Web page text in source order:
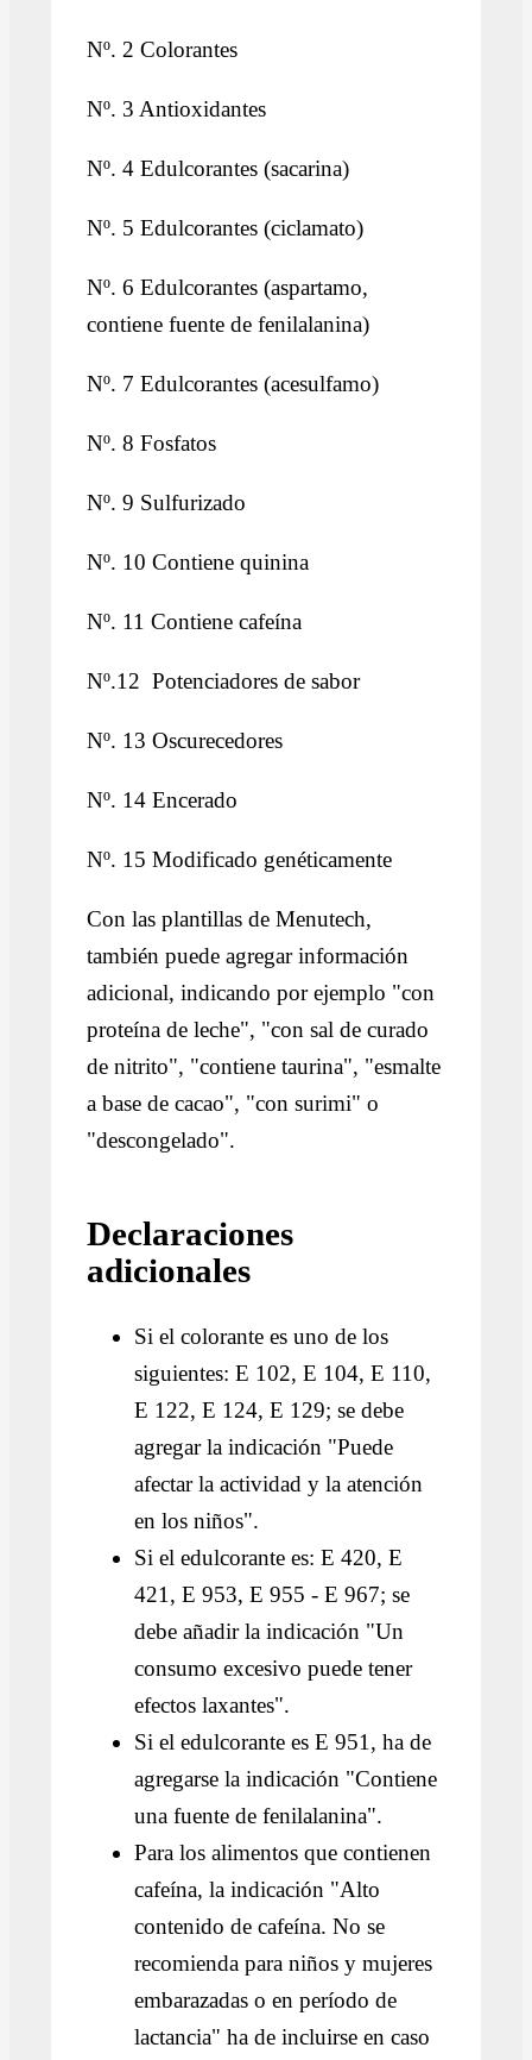
Nº. 2 Colorantes
Nº. 3 Antioxidantes
Nº. 4 Edulcorantes (sacarina)
Nº. 5 Edulcorantes (ciclamato)
Nº. 6 Edulcorantes (aspartamo,
contiene fuente de fenilalanina)
Nº. 7 Edulcorantes (acesulfamo)
Nº. 8 Fosfatos
Nº. 9 Sulfurizado
Nº. 10 Contiene quinina
Nº. 11 Contiene cafeína
Nº.12 Potenciadores de sabor
Nº. 13 Oscurecedores
Nº. 14 Encerado
Nº. 15 Modificado genéticamente
Con las plantillas de Menutech,
también puede agregar información
adicional, indicando por ejemplo "con
proteína de leche", "con sal de curado
de nitrito", "contiene taurina", "esmalte
a base de cacao", "con surimi" o
"descongelado".
Declaraciones
adicionales
Si el colorante es uno de los
siguientes: E 102, E 104, E 110,
E 122, E 124, E 129; se debe
agregar la indicación "Puede
afectar la actividad y la atención
en los niños".
Si el edulcorante es: E 420, E
421, E 953, E 955 - E 967; se
debe añadir la indicación "Un
consumo excesivo puede tener
efectos laxantes".
Si el edulcorante es E 951, ha de
agregarse la indicación "Contiene
una fuente de fenilalanina".
Para los alimentos que contienen
cafeína, la indicación "Alto
contenido de cafeína. No se
recomienda para niños y mujeres
embarazadas o en período de
lactancia" ha de incluirse en caso